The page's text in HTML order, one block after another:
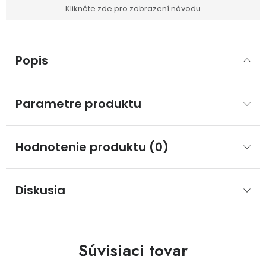
Klikněte zde pro zobrazení návodu
Popis
Parametre produktu
Hodnotenie produktu (0)
Diskusia
Súvisiaci tovar